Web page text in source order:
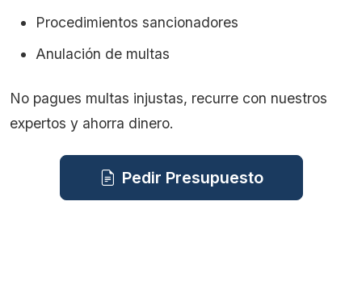
Procedimientos sancionadores
Anulación de multas
No pagues multas injustas, recurre con nuestros
expertos y ahorra dinero.
Pedir Presupuesto